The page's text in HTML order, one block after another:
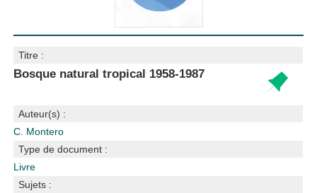
Titre :
Bosque natural tropical 1958-1987
Auteur(s) :
C. Montero
Type de document :
Livre
Sujets :